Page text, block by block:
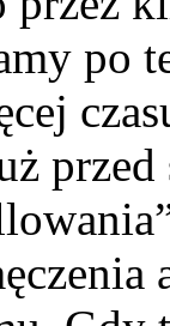
po
przed